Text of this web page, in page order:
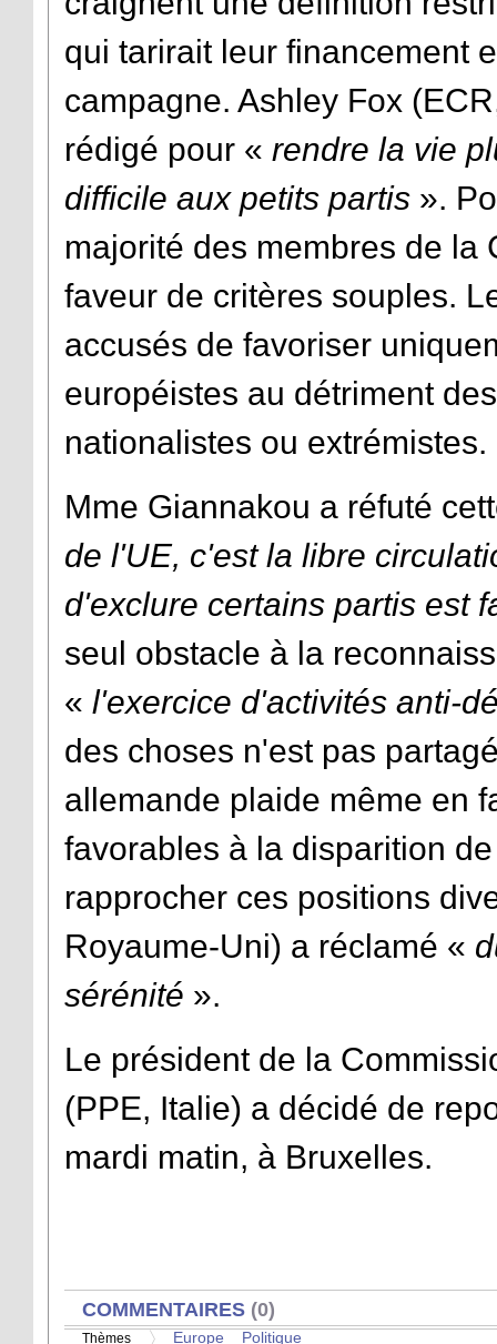
qui tarirait leur financement
campagne. Ashley Fox
rédigé pour « rendre la vie
difficile aux petits partis ».
majorité des membres de la
faveur de critères souples.
accusés de favoriser
européistes au détriment
nationalistes ou extrémistes.
Mme Giannakou a réfuté
de l'UE, c'est la libre
d'exclure certains partis est
seul obstacle à la
« l'exercice d'activités anti-
des choses n'est pas
allemande plaide même en
favorables à la disparition
rapprocher ces positions
Royaume-Uni) a réclamé «
sérénité ».
Le président de la
(PPE, Italie) a décidé de
mardi matin, à Bruxelles.
AFFICHER
COMMENTAIRES (0)
Thèmes Europe Politique